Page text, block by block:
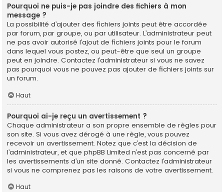
Pourquoi ne puis-je pas joindre des fichiers à mon
message ?
La possibilité d’ajouter des fichiers joints peut être accordée
par forum, par groupe, ou par utilisateur. L’administrateur peut
ne pas avoir autorisé l’ajout de fichiers joints pour le forum
dans lequel vous postez, ou peut-être que seul un groupe
peut en joindre. Contactez l’administrateur si vous ne savez
pas pourquoi vous ne pouvez pas ajouter de fichiers joints sur
un forum.
Haut
Pourquoi ai-je reçu un avertissement ?
Chaque administrateur a son propre ensemble de règles pour
son site. Si vous avez dérogé à une règle, vous pouvez
recevoir un avertissement. Notez que c’est la décision de
l’administrateur, et que phpBB Limited n’est pas concerné par
les avertissements d’un site donné. Contactez l’administrateur
si vous ne comprenez pas les raisons de votre avertissement.
Haut